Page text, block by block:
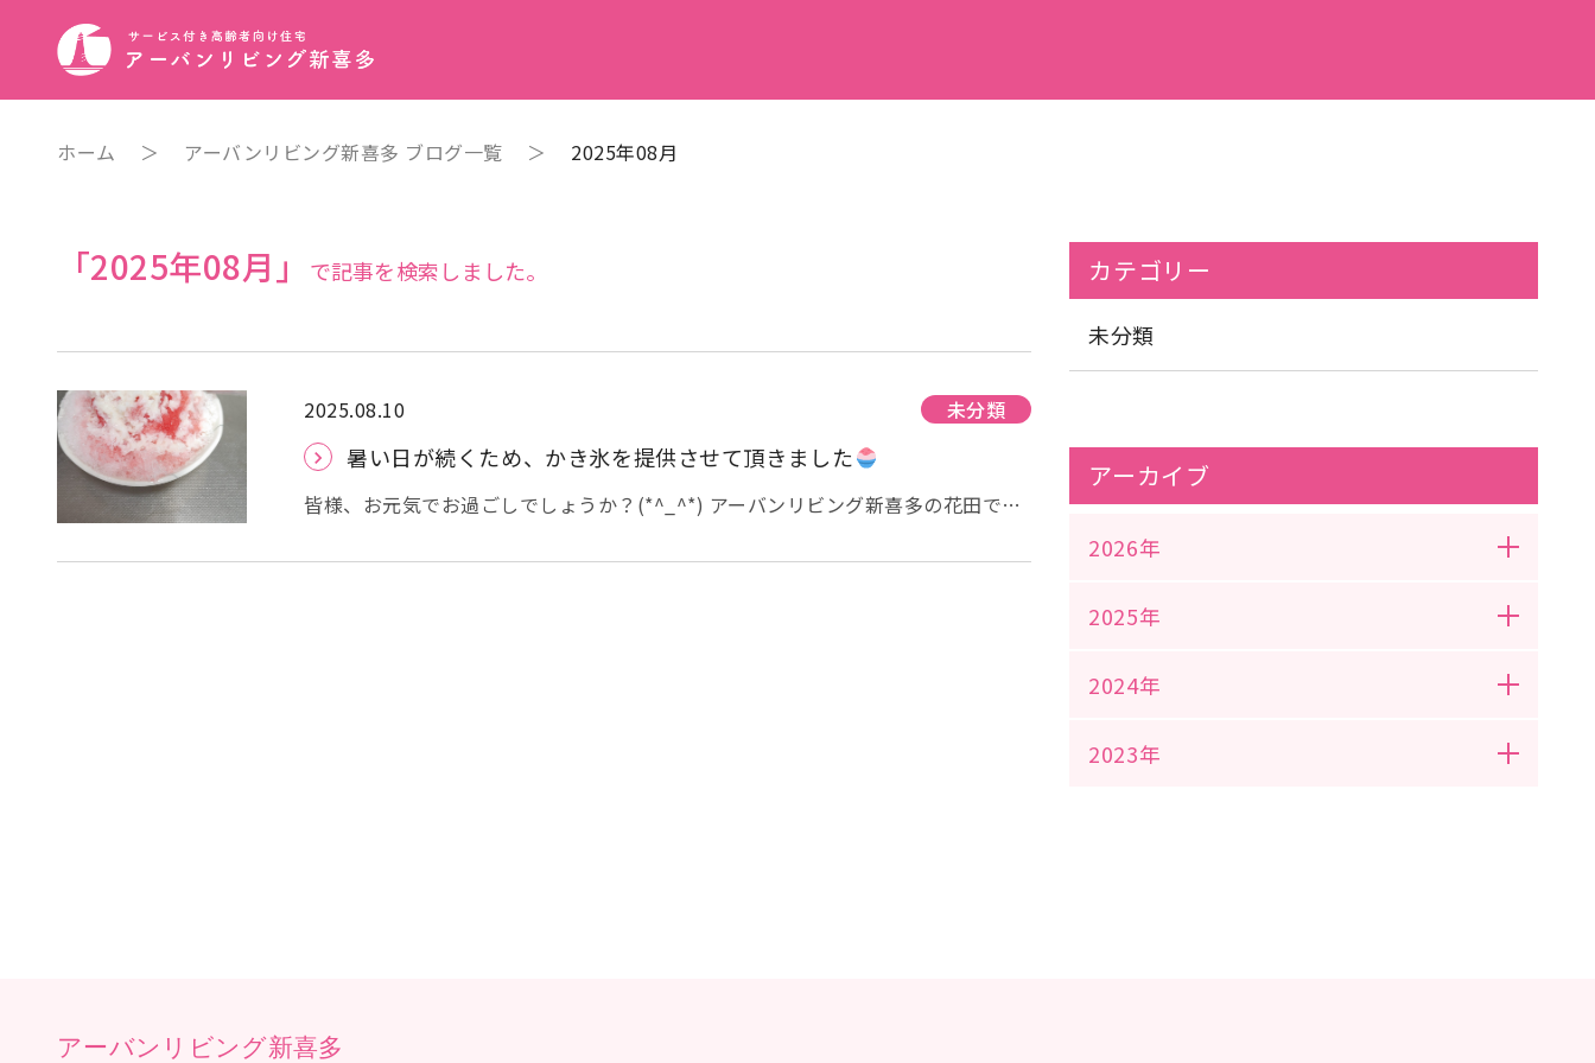
ホーム ＞ アーバンリビング新喜多 ブログ一覧 ＞ 2025年08月
「2025年08月」 で記事を検索しました。
2025.08.10 未分類
暑い日が続くため、かき氷を提供させて頂きました
皆様、お元気でお過ごしでしょうか？(*^_^*) アーバンリビング新喜多の花田で
摂って、健康管理していきましょう!(^^)! 夏でもありますので、本日リビングの
カテゴリー
未分類
アーカイブ
2026年
2025年
2024年
2023年
アーバンリビング新喜多